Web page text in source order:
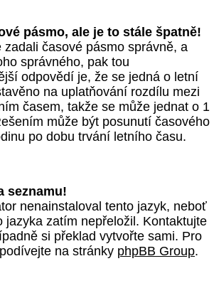
pásmo, ale je to stále špatně!
zadali časové pásmo správně, a
správného, pak tou
odpovědí je, že se jedná o letní
na uplatňování rozdílu mezi
časem, takže se může jednat o 1
může být posunutí časového
po dobu trvání letního času.
seznamu!
nenainstaloval tento jazyk, neboť
jazyka zatím nepřeložil. Kontaktujte
si překlad vytvořte sami. Pro
na stránky phpBB Group.